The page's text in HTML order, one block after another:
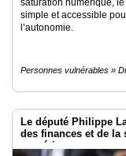
saturation numérique,
simple et accessible
l’autonomie.
Personnes vulnérables »
Le député Philippe
des finances et de la
numérique